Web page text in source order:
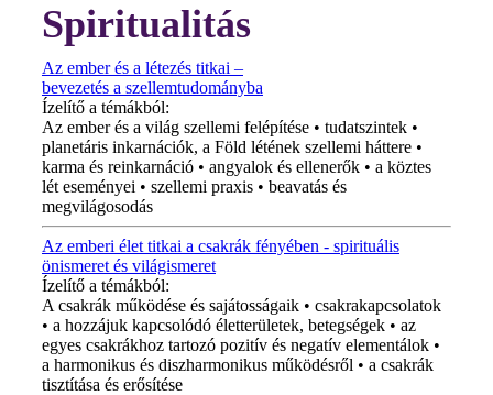
Spiritualitás
Az ember és a létezés titkai –
bevezetés a szellemtudományba
Ízelítő a témákból:
Az ember és a világ szellemi felépítése • tudatszintek •
planetáris inkarnációk, a Föld létének szellemi háttere •
karma és reinkarnáció • angyalok és ellenerők • a köztes
lét eseményei • szellemi praxis • beavatás és
megvilágosodás
Az emberi élet titkai a csakrák fényében - spirituális
önismeret és világismeret
Ízelítő a témákból:
A csakrák működése és sajátosságaik • csakrakapcsolatok
• a hozzájuk kapcsolódó életterületek, betegségek • az
egyes csakrákhoz tartozó pozitív és negatív elementálok •
a harmonikus és diszharmonikus működésről • a csakrák
tisztítása és erősítése